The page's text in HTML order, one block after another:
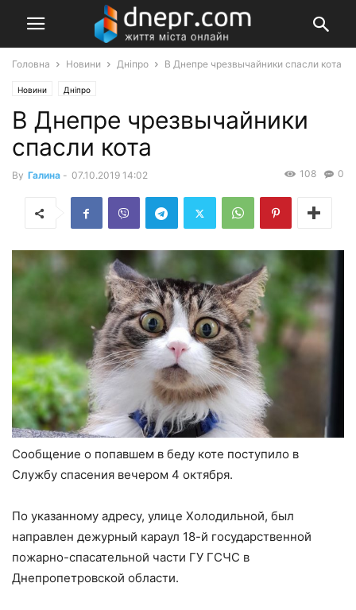
Головна Новини Дніпро В Днепре чрезвычайники спасли кота
Новини Дніпро
В Днепре чрезвычайники
спасли кота
By Галина - 07.10.2019 14:02 0
108
Сообщение о попавшем в беду коте поступило в
Службу спасения вечером 4 октября.
По указанному адресу, улице Холодильной, был
направлен дежурный караул 18-й государственной
пожарно-спасательной части ГУ ГСЧС в
Днепропетровской области.